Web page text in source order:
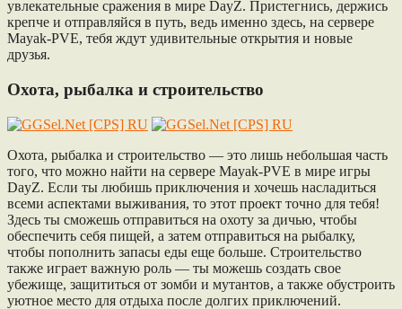
увлекательные сражения в мире DayZ. Пристегнись, держись
крепче и отправляйся в путь, ведь именно здесь, на сервере
Mayak-PVE, тебя ждут удивительные открытия и новые
друзья.
Охота, рыбалка и строительство
Охота, рыбалка и строительство — это лишь небольшая часть
того, что можно найти на сервере Mayak-PVE в мире игры
DayZ. Если ты любишь приключения и хочешь насладиться
всеми аспектами выживания, то этот проект точно для тебя!
Здесь ты сможешь отправиться на охоту за дичью, чтобы
обеспечить себя пищей, а затем отправиться на рыбалку,
чтобы пополнить запасы еды еще больше. Строительство
также играет важную роль — ты можешь создать свое
убежище, защититься от зомби и мутантов, а также обустроить
уютное место для отдыха после долгих приключений.